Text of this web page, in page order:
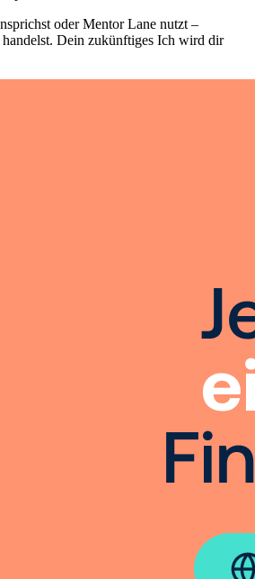
oder Mentor Lane nutzt –
handelst. Dein zukünftiges Ich wird dir